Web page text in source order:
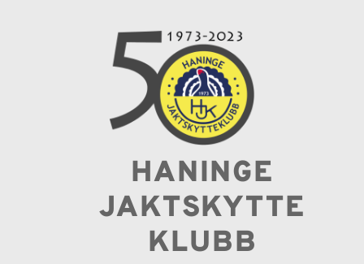
HANINGE
JAKTSKYTTE
KLUBB